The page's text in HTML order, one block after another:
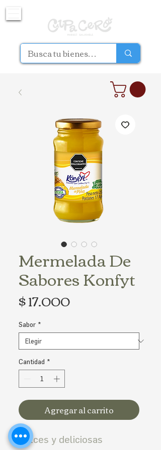
Mermelada De
Sabores Konfyt
$ 17.000Precio
Sabor *
Cantidad *
Agregar al carrito
Dulces y deliciosas